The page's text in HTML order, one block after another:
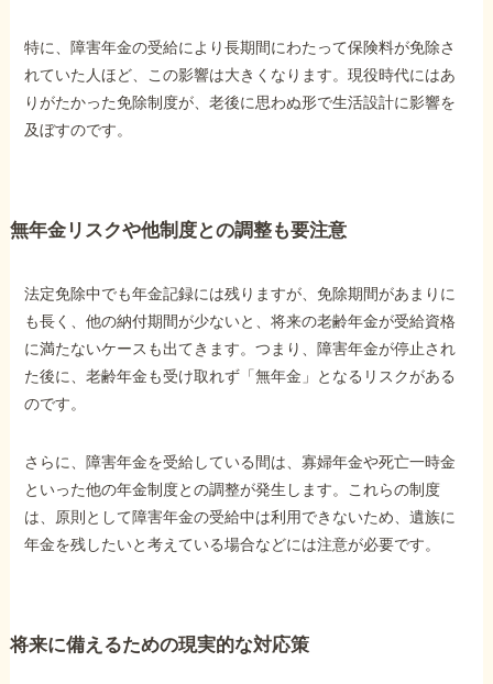
特に、障害年金の受給により長期間にわたって保険料が免除さ
れていた人ほど、この影響は大きくなります。現役時代にはあ
りがたかった免除制度が、老後に思わぬ形で生活設計に影響を
及ぼすのです。
無年金リスクや他制度との調整も要注意
法定免除中でも年金記録には残りますが、免除期間があまりに
も長く、他の納付期間が少ないと、将来の老齢年金が受給資格
に満たないケースも出てきます。つまり、障害年金が停止され
た後に、老齢年金も受け取れず「無年金」となるリスクがある
のです。
さらに、障害年金を受給している間は、寡婦年金や死亡一時金
といった他の年金制度との調整が発生します。これらの制度
は、原則として障害年金の受給中は利用できないため、遺族に
年金を残したいと考えている場合などには注意が必要です。
将来に備えるための現実的な対応策